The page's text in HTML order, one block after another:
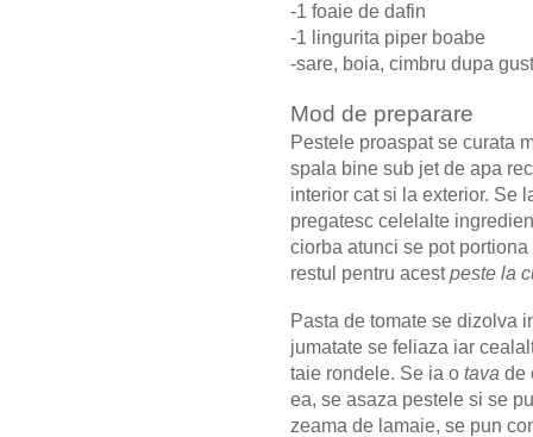
-1 foaie de dafin
-1 lingurita piper boabe
-sare, boia, cimbru dupa
Mod de preparare
Pestele proaspat se curata
spala bine sub jet de apa
interior cat si la exterior. Se
pregatesc celelalte
ciorba atunci se pot
restul pentru acestpeste la
Pasta de tomate se dizolva
jumatate se feliaza iar
taie rondele. Se ia o tava de
ea, se asaza pestele si se
zeama de lamaie, se pun